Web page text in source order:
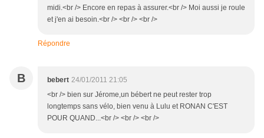
midi.<br /> Encore en repas à assurer.<br /> Moi aussi je roule
et j'en ai besoin.<br /> <br /> <br />
Répondre
B bebert 24/01/2011 21:05
<br /> bien sur Jérome,un bébert ne peut rester trop
longtemps sans vélo, bien venu à Lulu et RONAN C'EST
POUR QUAND...<br /> <br /> <br />